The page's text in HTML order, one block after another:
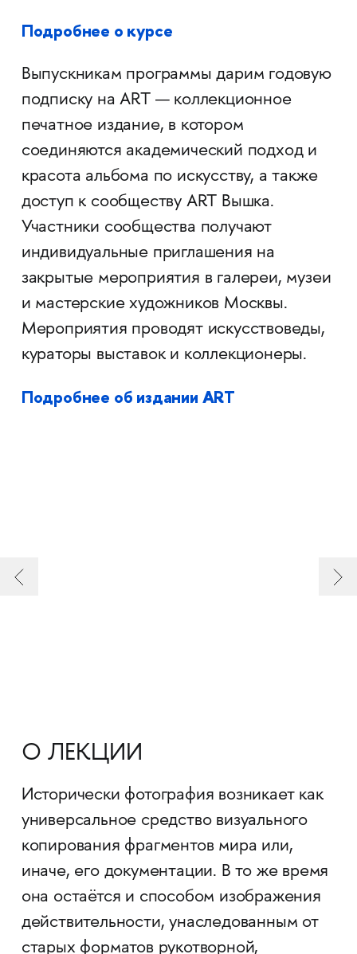
Подробнее о курсе
Выпускникам программы дарим годовую
подписку на ART — коллекционное
печатное издание, в котором
соединяются академический подход и
красота альбома по искусству, а также
доступ к сообществу ART Вышка.
Участники сообщества получают
индивидуальные приглашения на
закрытые мероприятия в галереи, музеи
и мастерские художников Москвы.
Мероприятия проводят искусствоведы,
кураторы выставок и коллекционеры.
Подробнее об издании ART
О ЛЕКЦИИ
Исторически фотография возникает как
универсальное средство визуального
копирования фрагментов мира или,
иначе, его документации. В то же время
она остаётся и способом изображения
действительности, унаследованным от
старых форматов рукотворной,